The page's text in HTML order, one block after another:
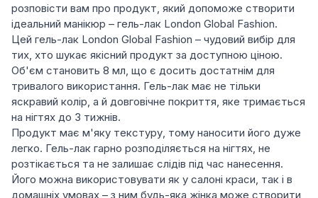
розповісти вам про продукт, який допоможе створити
ідеальний манікюр – гель-лак London Global Fashion.
Цей гель-лак London Global Fashion – чудовий вибір для
тих, хто шукає якісний продукт за доступною ціною.
Об'єм становить 8 мл, що є досить достатнім для
тривалого використання. Гель-лак має не тільки
яскравий колір, а й довговічне покриття, яке тримається
на нігтях до 3 тижнів.
Продукт має м'яку текстуру, тому наносити його дуже
легко. Гель-лак гарно розподіляється на нігтях, не
розтікається та не залишає слідів під час нанесення.
Його можна використовувати як у салоні краси, так і в
домашніх умовах – з ним будь-яка жінка може створити